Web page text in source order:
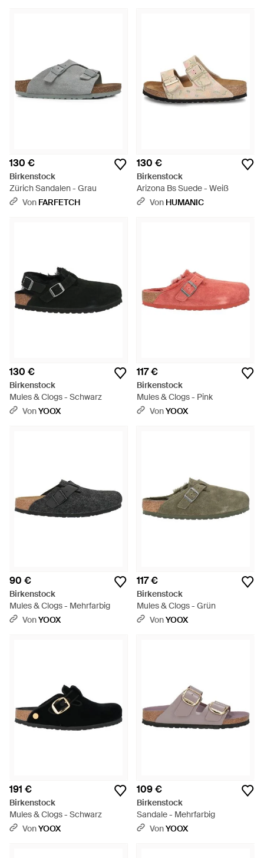
130 €
Birkenstock
Zürich Sandalen - Grau
Von FARFETCH
130 €
Birkenstock
Arizona Bs Suede - Weiß
Von HUMANIC
130 €
Birkenstock
Mules & Clogs - Schwarz
VonYOOX
117 €
Birkenstock
Mules & Clogs - Pink
VonYOOX
90 €
Birkenstock
Mules & Clogs - Mehrfarbig
VonYOOX
117 €
Birkenstock
Mules & Clogs - Grün
VonYOOX
191 €
Birkenstock
Mules & Clogs - Schwarz
VonYOOX
109 €
Birkenstock
Sandale - Mehrfarbig
VonYOOX